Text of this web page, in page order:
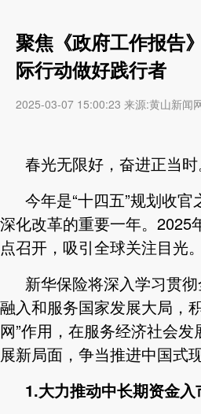
聚焦《政府工作报告
际行动做好践行者
2025-03-07 15:00:23 来源:黄山新闻
春光无限好，奋进正当时
今年是“十四五”规划收
深化改革的重要一年。2025
点召开，吸引全球关注目光。
新华保险将深入学习贯
融入和服务国家发展大局，
网”作用，在服务经济社会
展新局面，争当推进中国式
1.大力推动中长期资金入